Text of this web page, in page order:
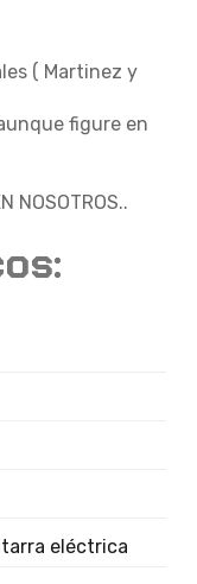
( Martinez y
figure en
NOSOTROS..
eléctrica